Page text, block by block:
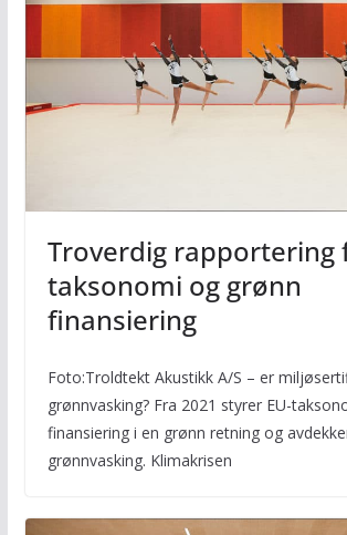
Troverdig rapportering
taksonomi og grønn
finansiering
Foto:Troldtekt Akustikk A/S – er
grønnvasking? Fra 2021 styrer EU-
finansiering i en grønn retning og
grønnvasking. Klimakrisen